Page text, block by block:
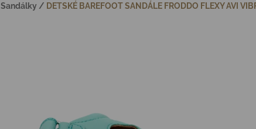
Sandálky / DETSKÉ BAREFOOT SANDÁLE FRODDO FLEXY AVI